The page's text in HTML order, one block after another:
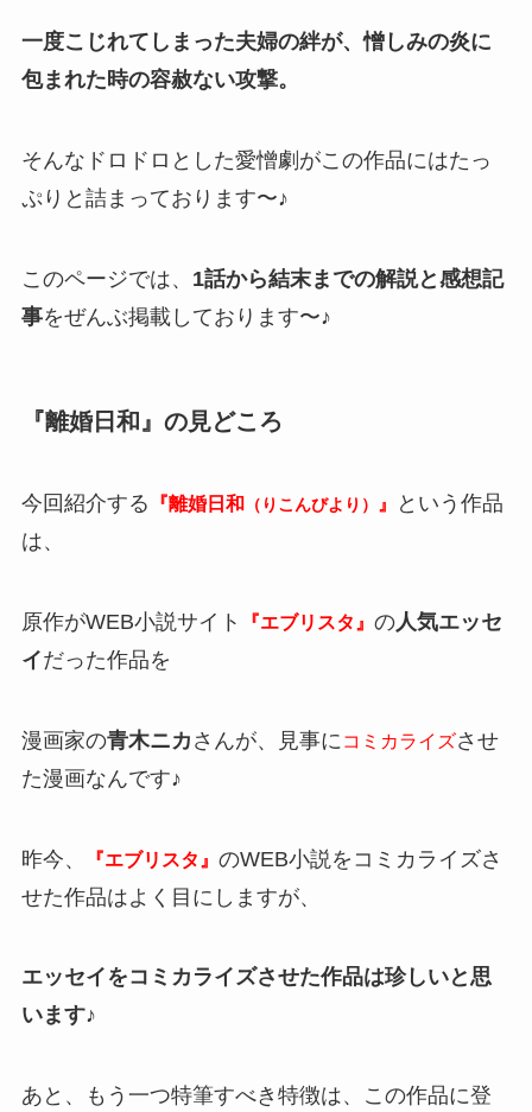
一度こじれてしまった夫婦の絆が、憎しみの炎に
包まれた時の容赦ない攻撃。
そんなドロドロとした愛憎劇がこの作品にはたっ
ぷりと詰まっております〜♪
このページでは、 1話から結末までの解説と感想記
事をぜんぶ掲載しております〜♪
『離婚日和』の見どころ
今回紹介する 『離婚日和 （りこんびより） 』
という作品
は、
原作がWEB小説サイト 『エブリスタ』 の人気エッセ
イだった作品を
漫画家の青木ニカ さんが、見事に コミカライズさせ
た漫画なんです♪
昨今、 『エブリスタ』 のWEB小説をコミカライズさ
せた作品はよく目にしますが、
エッセイをコミカライズさせた作品は珍しいと思
います♪
あと、もう一つ特筆すべき特徴は、この作品に登